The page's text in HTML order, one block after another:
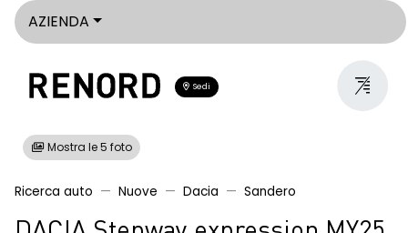
AZIENDA
Sedi
Mostra le 5 foto
Ricerca auto Nuove Dacia Sandero